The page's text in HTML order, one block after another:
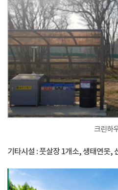
크린하
기타시설 : 풋살장 1개소, 생태연못,